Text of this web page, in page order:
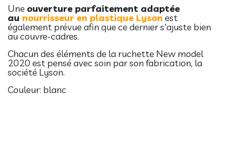
Une ouverture parfaitement adaptée
au nourrisseur en plastique Lyson est
également prévue afin que ce dernier s'ajuste bien
au couvre-cadres.
Chacun des éléments de la ruchette New model
2020 est pensé avec soin par son fabrication, la
société Lyson.
Couleur: blanc